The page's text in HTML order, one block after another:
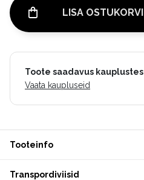
LISA OSTUKORVI
Toote saadavus kauplustes
Vaata kaupluseid
Tooteinfo
Transpordiviisid